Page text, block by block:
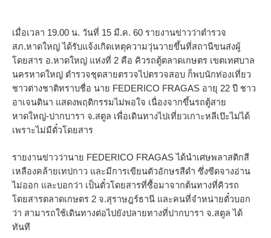
เมื่อเวลา 19.00 น. วันที่ 15 มี.ค. 60 รายงานข่าวว่าตำรวจ
สภ.หาดใหญ่ ได้รับแจ้งเกิดเหตุความวุ่นวายขึ้นที่สถานีขนส่งผู้
โดยสาร อ.หาดใหญ่ แห่งที่ 2 คือ คิวรถตู้ตลาดเกษตร เขตเทศบาล
นครหาดใหญ่ ตำรวจชุดสายตรวจไปตรวจสอบ ก็พบนักท่องเที่ยว
ชาวต่างชาติทราบชื่อ นาย FEDERICO FRAGAS อายุ 22 ปี ชาว
อาเจนตินา แสดงพฤติกรรมไม่พอใจ เนื่องจากขึ้นรถตู้สาย
หาดใหญ่-ปากบารา จ.สตูล เพื่อเดินทางไปเที่ยวเกาะหลีเป๊ะไม่ได้
เพราะไม่มีตั๋วโดยสาร
รายงานข่าวว่านาย FEDERICO FRAGAS ได้นำเศษพลาสติกสี
เหลืองคล้ายเทปกาว และมีการเขียนตัวอักษรสีดำ ซึ่งซีดจางอ่าน
ไม่ออก และบอกว่า เป็นตั๋วโดยสารที่ซื้อมาจากต้นทางที่คิวรถ
โดยสารตลาดเกษตร 2 จ.สุราษฎร์ธานี และคนที่จำหน่ายตั๋วบอก
ว่า สามารถใช้เดินทางต่อไปยังปลายทางที่ปากบารา จ.สตูล ได้
ทันที